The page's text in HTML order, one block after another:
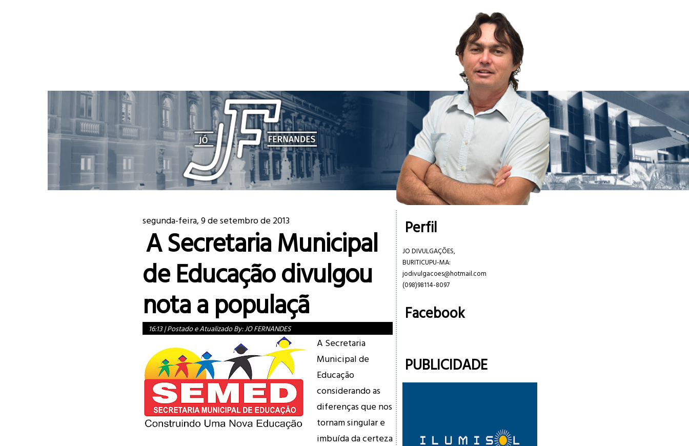
segunda-feira, 9 de setembro de 2013
A Secretaria Municipal
de Educação divulgou
nota a populaçã
16:13|Postado e Atualizado By:JO FERNANDES
A Secretaria
Municipal de
Educação
considerando as
diferenças que nos
tornam singular e
imbuída da certeza
Perfil
JO DIVULGAÇÕES,
BURITICUPU-MA:
jodivulgacoes@hotmail.com
(098)98114-8097
Facebook
PUBLICIDADE